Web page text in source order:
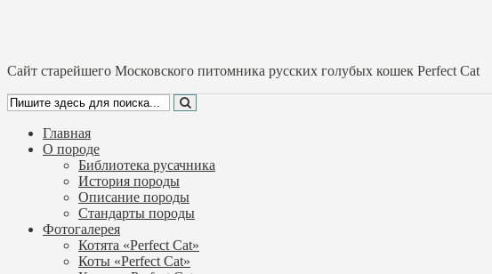
Cайт старейшего Московского питомника русских голубых кошек Perfect Cat
Главная
О породе
Библиотека русачника
История породы
Описание породы
Стандарты породы
Фотогалерея
Котята «Perfect Cat»
Коты «Perfect Cat»